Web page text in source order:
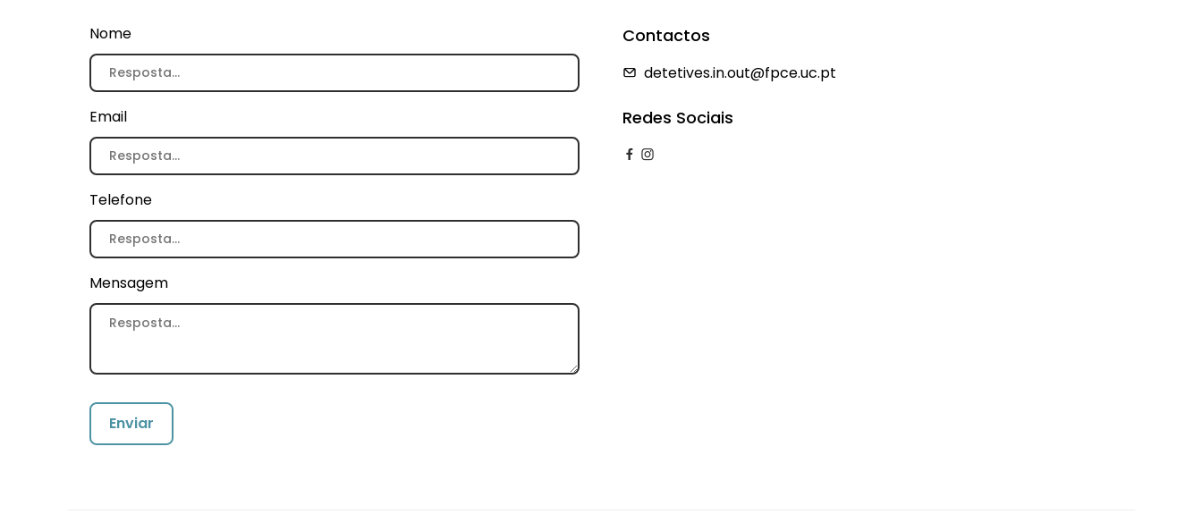
Nome
Email
Telefone
Mensagem
Contactos
detetives.in.out@fpce.uc.pt
Redes Sociais